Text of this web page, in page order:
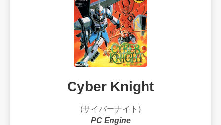
Cyber Knight
(サイバーナイト)
PC Engine